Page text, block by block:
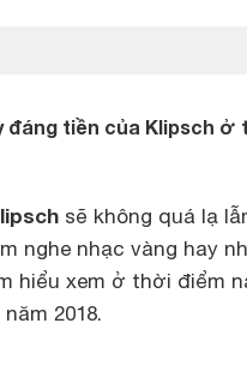
đáng tiền của Klipsch
sẽ không quá lạ
nghe nhạc vàng hay
hiểu xem ở thời điểm
2018.